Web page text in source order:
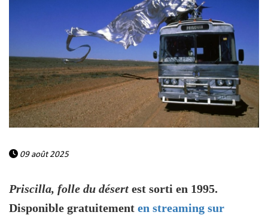
09 août 2025
Priscilla, folle du désert est sorti en 1995.
Disponible gratuitement en streaming sur